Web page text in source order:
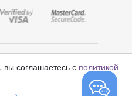
, вы соглашаетесь с политикой
«APL Travel», 2006-2026